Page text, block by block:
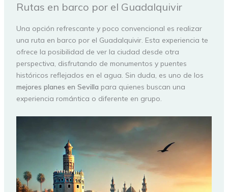
Rutas en barco por el Guadalquivir
Una opción refrescante y poco convencional es realizar
una ruta en barco por el Guadalquivir. Esta experiencia te
ofrece la posibilidad de ver la ciudad desde otra
perspectiva, disfrutando de monumentos y puentes
históricos reflejados en el agua. Sin duda, es uno de los
mejores planes en Sevilla para quienes buscan una
experiencia romántica o diferente en grupo.